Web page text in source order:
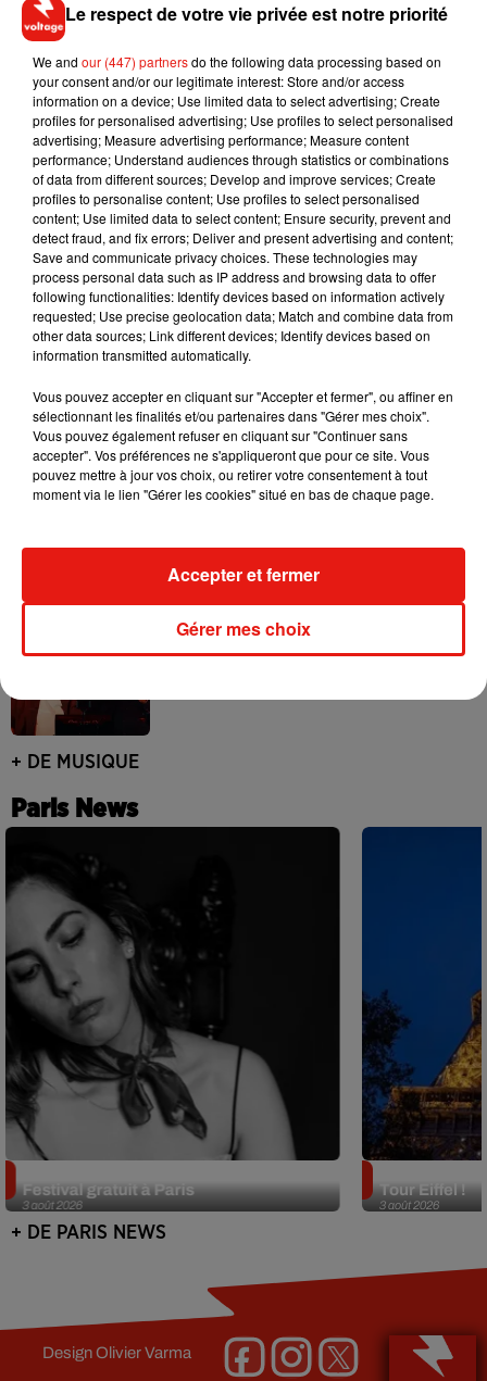
7 août 2026
Angèle et Amélie Lens dévoilent leur
collaboration tant attendue
6 août 2026
Il y a 10 ans, DJ Snake changeait de
dimension avec son premier...
3 août 2026
Fred again.. et Latin Mafia dévoilent enfin
Swedish House Mafia et Lykke Li
David Guetta et Carl Cox signent un B2B
+ DE MUSIQUE
Paris News
3 août 2026
Festival gratuit à Paris
3 août 2026
Tour Eiffel !
+ DE PARIS NEWS
DesignOlivier Varma
Le respect de votre vie privée est notre priorité
We and our (447) partnersdo the following data processing based on
your consent and/or our legitimate interest: Store and/or access
information on a device; Use limited data to select advertising; Create
profiles for personalised advertising; Use profiles to select personalised
advertising; Measure advertising performance; Measure content
performance; Understand audiences through statistics or combinations
of data from different sources; Develop and improve services; Create
profiles to personalise content; Use profiles to select personalised
content; Use limited data to select content; Ensure security, prevent and
detect fraud, and fix errors; Deliver and present advertising and content;
Save and communicate privacy choices. These technologies may
process personal data such as IP address and browsing data to offer
following functionalities: Identify devices based on information actively
requested; Use precise geolocation data; Match and combine data from
other data sources; Link different devices; Identify devices based on
information transmitted automatically.
Vous pouvez accepter en cliquant sur "Accepter et fermer", ou affiner en
sélectionnant les finalités et/ou partenaires dans "Gérer mes choix".
Vous pouvez également refuser en cliquant sur "Continuer sans
accepter". Vos préférences ne s'appliqueront que pour ce site. Vous
pouvez mettre à jour vos choix, ou retirer votre consentement à tout
moment via le lien "Gérer les cookies" situé en bas de chaque page.
Gérer mes choix
Accepter et fermer